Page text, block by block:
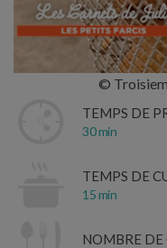
©
TEMPS DE
30 min
TEMPS DE
15 min
NOMBRE DE